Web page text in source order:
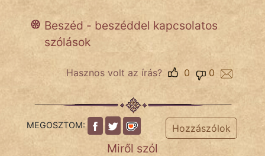
ZENE
FILM
ÉLETMÓD
MAGYARSÁG
TÖRTÉNELEM
Beszéd - beszéddel kapcsolatos
szólások
Hasznos volt az írás? 0
0
MEGOSZTOM: Hozzászólok
Miről szól